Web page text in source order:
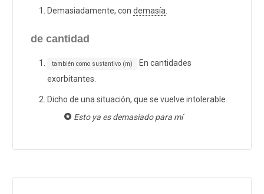
Demasiadamente, con demasía
de cantidad
también como sustantivo (m)
En cantidades
exorbitantes.
Dicho de una situación, que se vuelve intolerable.
Esto ya es demasiado para mí